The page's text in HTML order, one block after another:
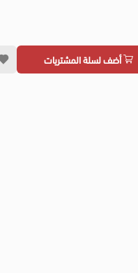
أضف لسلة المشتريات